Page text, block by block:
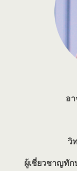
อ
วิ
ผู้เชี่ยวชาญทั